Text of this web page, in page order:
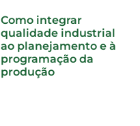
Como integrar
qualidade industrial
ao planejamento e à
programação da
produção